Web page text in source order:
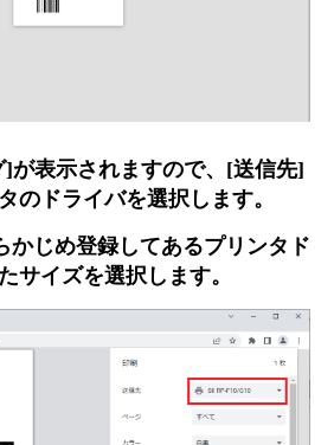
が表示されますので、[送信先]
のドライバを選択します。
かじめ登録してあるプリンタド
サイズを選択します。